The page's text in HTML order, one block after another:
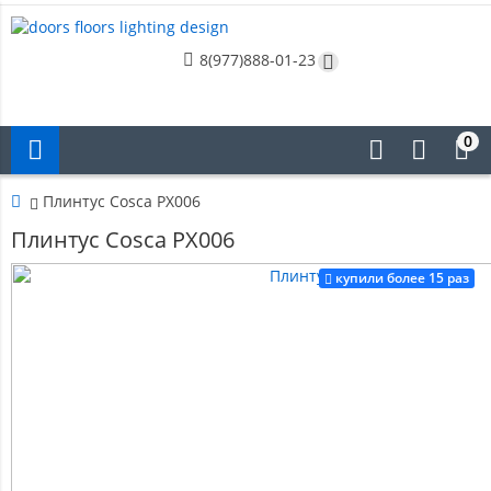
8(977)888-01-23
0
Плинтус Cosca PX006
Плинтус Cosca PX006
купили более 15 раз